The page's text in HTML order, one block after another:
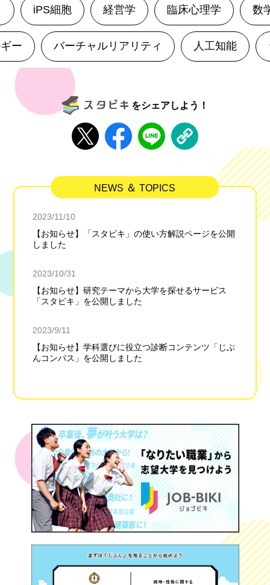
iPS細胞 経営学 臨床心理学 数学
ー バーチャルリアリティ 人工知能
をシェアしよう！
NEWS ＆ TOPICS
2023/11/10
【お知らせ】「スタビキ」の使い方解説ページを公開
しました
2023/10/31
【お知らせ】研究テーマから大学を探せるサービス
「スタビキ」を公開しました
2023/9/11
【お知らせ】学科選びに役立つ診断コンテンツ「じぶ
んコンパス」を公開しました